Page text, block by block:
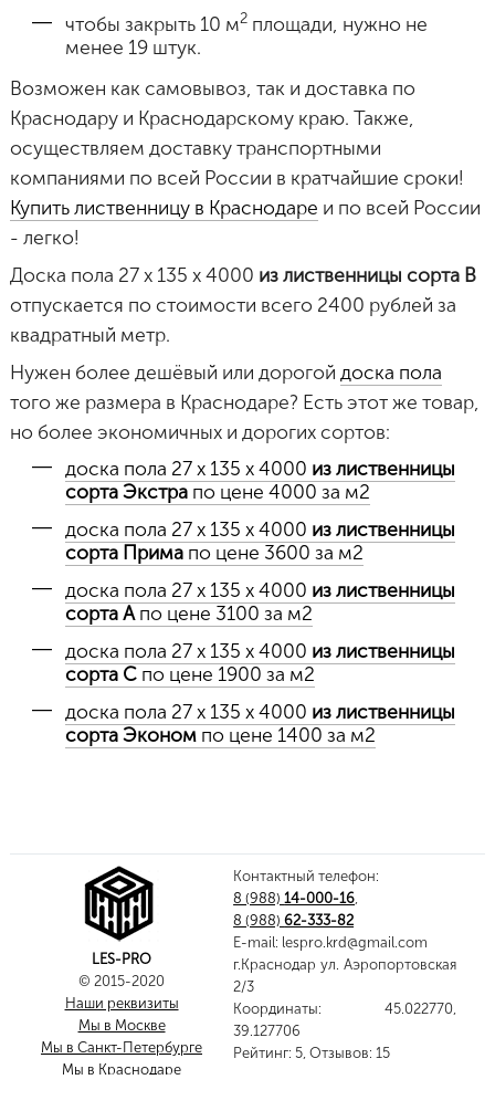
чтобы закрыть 10 м2площади, нужно не
менее 19 штук.
Возможен как самовывоз, так и доставка по
Краснодару и Краснодарскому краю. Также,
осуществляем доставку транспортными
компаниями по всей России в кратчайшие сроки!
Купить лиственницу в Краснодаре и по всей России
- легко!
Доска пола 27 х 135 х 4000 из лиственницы сорта B
отпускается по стоимости всего 2400 рублей за
квадратный метр.
Нужен более дешёвый или дорогой доска пола
того же размера в Краснодаре? Есть этот же товар,
но более экономичных и дорогих сортов:
доска пола 27 х 135 х 4000 из лиственницы
сорта Экстрапо цене 4000 за м2
доска пола 27 х 135 х 4000 из лиственницы
сорта Примапо цене 3600 за м2
доска пола 27 х 135 х 4000 из лиственницы
сорта Апо цене 3100 за м2
доска пола 27 х 135 х 4000 из лиственницы
сорта Cпо цене 1900 за м2
доска пола 27 х 135 х 4000 из лиственницы
сорта Экономпо цене 1400 за м2
LES-PRO
© 2015-2020
Наши реквизиты
Мы в Москве
Мы в Санкт-Петербурге
Мы в Краснодаре
Контактный телефон:
8 (988) 14-000-16
8 (988)62-333-82
E-mail: lespro.krd@gmail.com
г.Краснодар ул. Аэропортовская
2/3
Координаты:45.022770
39.127706
Рейтинг:5 ,Отзывов: 15